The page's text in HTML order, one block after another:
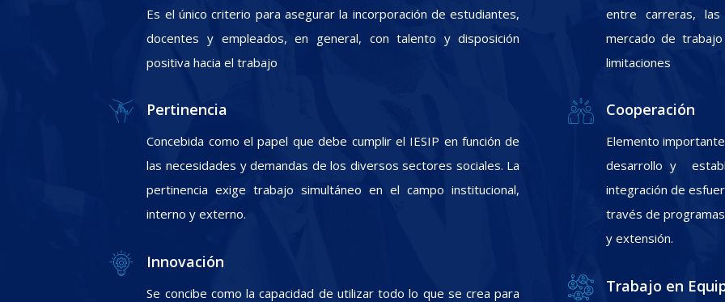
Es el único criterio para asegurar la incorporación de estudiantes,
docentes y empleados, en general, con talento y disposición
positiva hacia el trabajo
Pertinencia
Concebida como el papel que debe cumplir el IESIP en función de
las necesidades y demandas de los diversos sectores sociales. La
pertinencia exige trabajo simultáneo en el campo institucional,
interno y externo.
Innovación
Se concibe como la capacidad de utilizar todo lo que se crea para
entre carreras,
mercado de
limitaciones
Cooperación
Elemento
desarrollo y
integración de
través de
y extensión.
Trabajo en